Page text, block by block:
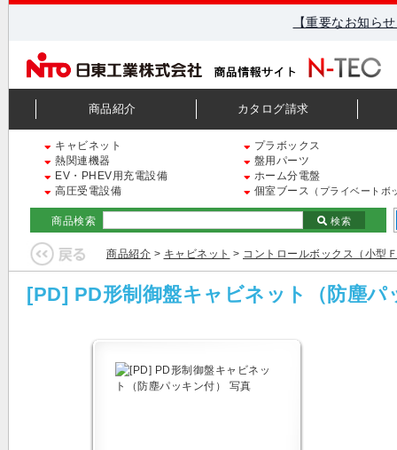
【重要なお知ら
商品紹介 カタログ請求
キャビネット
プラボックス
熱関連機器
盤用パーツ
EV・PHEV用充電設備
ホーム分電盤
高圧受電設備
個室ブース （プライベートボ
商品検索 検索
商品紹介 > キャビネット > コントロールボックス（小型
[PD] PD形制御盤キャビネット（防塵パ